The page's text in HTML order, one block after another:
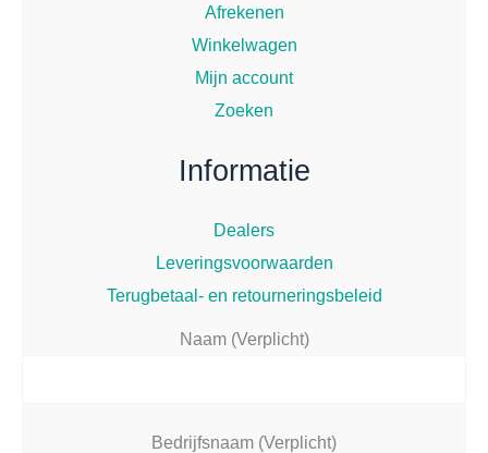
Afrekenen
Winkelwagen
Mijn account
Zoeken
Informatie
Dealers
Leveringsvoorwaarden
Terugbetaal- en retourneringsbeleid
Naam (Verplicht)
Bedrijfsnaam (Verplicht)